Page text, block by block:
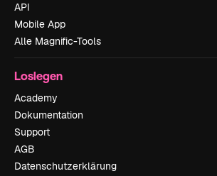
API
Mobile App
Alle Magnific-Tools
Loslegen
Academy
Dokumentation
Support
AGB
Datenschutzerklärung